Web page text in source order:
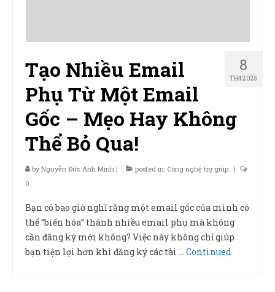
8
TH4 2025
Tạo Nhiều Email
Phụ Từ Một Email
Gốc – Mẹo Hay Không
Thể Bỏ Qua!
byNguyễn Đức Anh Minh | posted in: Công nghệ trợ giúp |
0
Bạn có bao giờ nghĩ rằng một email gốc của mình có
thể “biến hóa” thành nhiều email phụ mà không
cần đăng ký mới không? Việc này không chỉ giúp
bạn tiện lợi hơn khi đăng ký các tài … Continued